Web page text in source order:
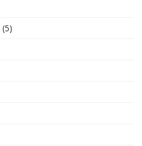
(5)